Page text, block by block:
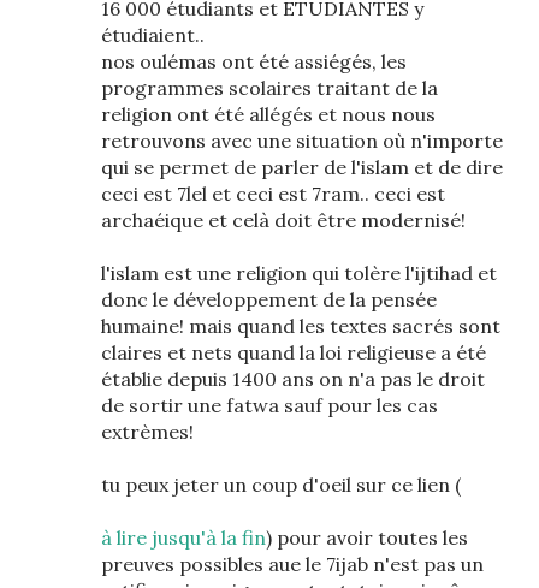
16 000 étudiants et ETUDIANTES y
étudiaient..
nos oulémas ont été assiégés, les
programmes scolaires traitant de la
religion ont été allégés et nous nous
retrouvons avec une situation où n'importe
qui se permet de parler de l'islam et de dire
ceci est 7lel et ceci est 7ram.. ceci est
archaéique et celà doit être modernisé!
l'islam est une religion qui tolère l'ijtihad et
donc le développement de la pensée
humaine! mais quand les textes sacrés sont
claires et nets quand la loi religieuse a été
établie depuis 1400 ans on n'a pas le droit
de sortir une fatwa sauf pour les cas
extrèmes!
tu peux jeter un coup d'oeil sur ce lien (
à lire jusqu'à la fin) pour avoir toutes les
preuves possibles aue le 7ijab n'est pas un